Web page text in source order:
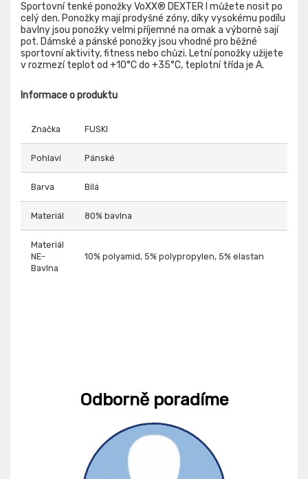
Sportovní tenké ponožky VoXX® DEXTER I můžete nosit po
celý den. Ponožky mají prodyšné zóny, díky vysokému podílu
bavlny jsou ponožky velmi příjemné na omak a výborně sají
pot. Dámské a pánské ponožky jsou vhodné pro běžné
sportovní aktivity, fitness nebo chůzi. Letní ponožky užijete
v rozmezí teplot od +10°C do +35°C, teplotní třída je A.
Informace o produktu
Značka FUSKI
Pohlaví Pánské
Barva Bílá
Materiál 80% bavlna
Materiál
NE-
Bavlna
10% polyamid, 5% polypropylen, 5% elastan
Odborně poradíme